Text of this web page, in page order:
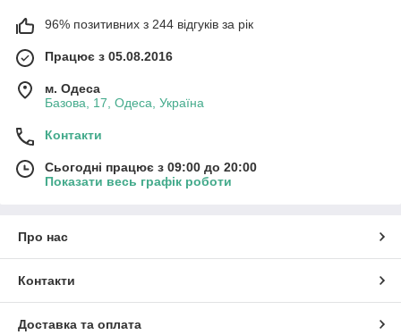
96% позитивних з 244 відгуків за рік
Працює з 05.08.2016
м. Одеса
Базова, 17, Одеса, Україна
Контакти
Сьогодні працює з 09:00 до 20:00
Показати весь графік роботи
Про нас
Контакти
Доставка та оплата